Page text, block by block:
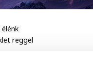
reggel